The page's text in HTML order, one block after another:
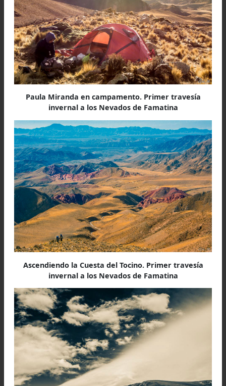
Los Nevados de Famatina, La Rioja. Parecían las
montañas azules del poeta salteño Jaime
Paula Miranda en campamento. Primer travesía
invernal a los Nevados de Famatina